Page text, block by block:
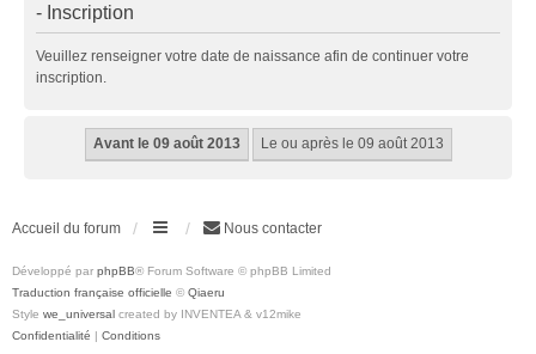
- Inscription
Veuillez renseigner votre date de naissance afin de continuer votre
inscription.
Accueil du forum Nous contacter
Développé par phpBB® Forum Software © phpBB Limited
Traduction française officielle © Qiaeru
Style we_universal created by INVENTEA & v12mike
Confidentialité | Conditions